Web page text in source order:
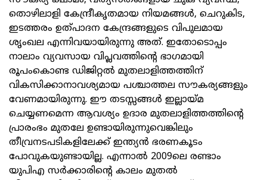
തൊഴിലാളി കേന്ദ്രീകൃതമായ നിയമങ്ങൾ, ചെറുകിട,
ഇടത്തരം ഉത്പാദന കേന്ദ്രങ്ങളുടെ വിപുലമായ
ശൃംഖല എന്നിവയായിരുന്നു അത്. ഇതോടൊപ്പം
നാലാം വ്യവസായ വിപ്ലവത്തിന്റെ ഭാഗമായി
രൂപംകൊണ്ട ഡിജിറ്റൽ മുതലാളിത്തത്തിന്
വികസിക്കാനാവശ്യമായ പശ്ചാത്തല സൗകര്യങ്ങളും
വേണമായിരുന്നു. ഈ തടസ്സങ്ങൾ ഇല്ലായ്മ
ചെയ്യണമെന്ന ആവശ്യം ഉദാര മുതലാളിത്തത്തിന്റെ
പ്രാരംഭം മുതലേ ഉണ്ടായിരുന്നുവെങ്കിലും
തീവ്രനടപടികളിലേക്ക് ഇന്ത്യൻ ഭരണകൂടം
പോവുകയുണ്ടായില്ല. എന്നാൽ 2009ലെ രണ്ടാം
യുപിഎ സർക്കാരിന്റെ കാലം മുതൽ